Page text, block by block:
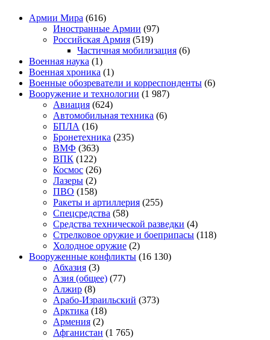
Армии Мира (616)
Иностранные Армии (97)
Российская Армия (519)
Частичная мобилизация (6)
Военная наука (1)
Военная хроника (1)
Военные обозреватели и корреспонденты (6)
Вооружение и технологии (1 987)
Авиация (624)
Автомобильная техника (6)
БПЛА (16)
Бронетехника (235)
ВМФ (363)
ВПК (122)
Космос (26)
Лазеры (2)
ПВО (158)
Ракеты и артиллерия (255)
Спецсредства (58)
Средства технической разведки (4)
Стрелковое оружие и боеприпасы (118)
Холодное оружие (2)
Вооруженные конфликты (16 130)
Абхазия (3)
Азия (общее) (77)
Алжир (8)
Арабо-Израильский (373)
Арктика (18)
Армения (2)
Афганистан (1 765)